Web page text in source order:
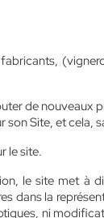
de
Site, et cela,
le site.
le site met
dans la
ni